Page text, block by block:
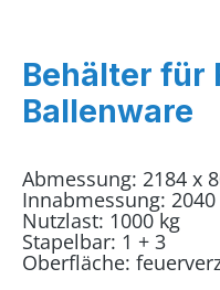
Behälter für
Ballenware
Abmessung: 2184 x
Innabmessung:
Nutzlast: 1000 kg
Stapelbar: 1 + 3
Oberfläche: